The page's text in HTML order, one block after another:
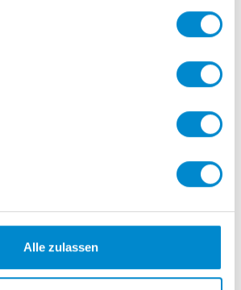
Alle zulassen